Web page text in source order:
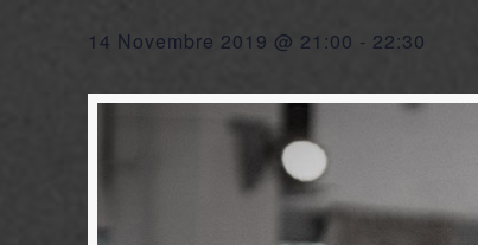
14 Novembre 2019 @ 21:00 - 22:30